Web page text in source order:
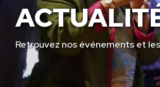
Retrouvez nos événements et